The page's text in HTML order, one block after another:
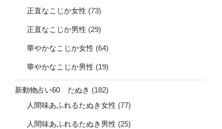
正直なこじか女性 (73)
正直なこじか男性 (29)
華やかなこじか女性 (64)
華やかなこじか男性 (19)
新動物占い60 たぬき (182)
人間味あふれるたぬき女性 (77)
人間味あふれるたぬき男性 (25)